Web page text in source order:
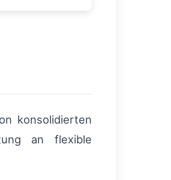
konsolidierten
an flexible